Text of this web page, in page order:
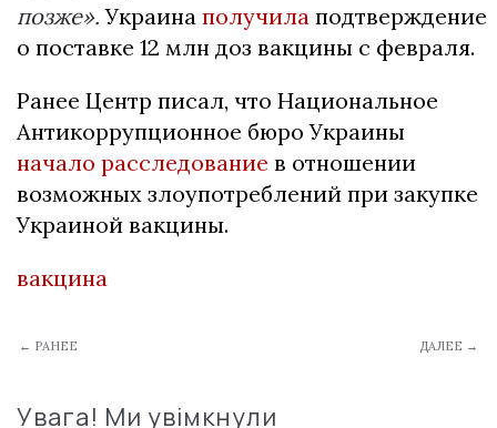
позже». Украина получила подтверждение
о поставке 12 млн доз вакцины с февраля.
Ранее Центр писал, что Национальное
Антикоррупционное бюро Украины
начало расследование в отношении
возможных злоупотреблений при закупке
Украиной вакцины.
вакцина
← РАНЕЕ ДАЛЕЕ →
Увага! Ми увімкнули